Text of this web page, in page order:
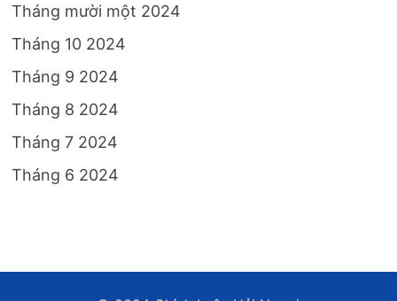
Tháng mười một 2024
Tháng 10 2024
Tháng 9 2024
Tháng 8 2024
Tháng 7 2024
Tháng 6 2024